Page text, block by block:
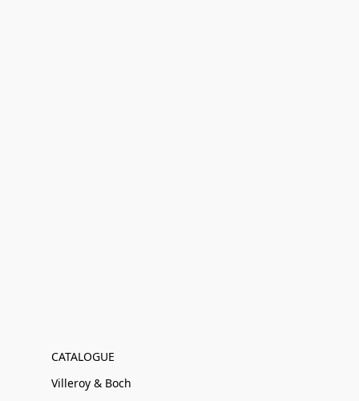
CATALOGUE
Villeroy & Boch